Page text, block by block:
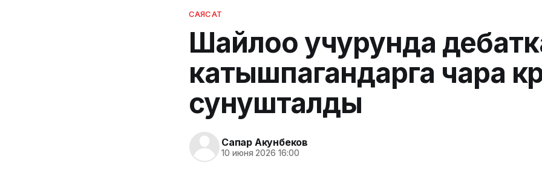
САЯСАТ
Шайлоо учурунда
катышпагандарга чара
сунушталды
Сапар Акунбеков
10 июня 2026 16:00